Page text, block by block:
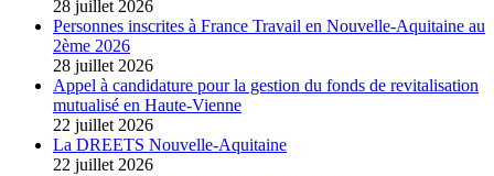
28 juillet 2026
Personnes inscrites à France Travail en Nouvelle-Aquitaine au
2ème 2026
28 juillet 2026
Appel à candidature pour la gestion du fonds de revitalisation
mutualisé en Haute-Vienne
22 juillet 2026
La DREETS Nouvelle-Aquitaine
22 juillet 2026